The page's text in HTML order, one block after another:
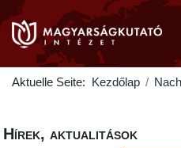
Aktuelle Seite: Kezdőlap
Hírek, aktualitások